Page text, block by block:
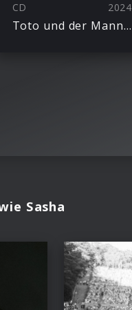
CD 2024
Toto und der Mann im Mond 2 – Aufbruch in neue Abenteuer – Das Liederalbum
Sasha